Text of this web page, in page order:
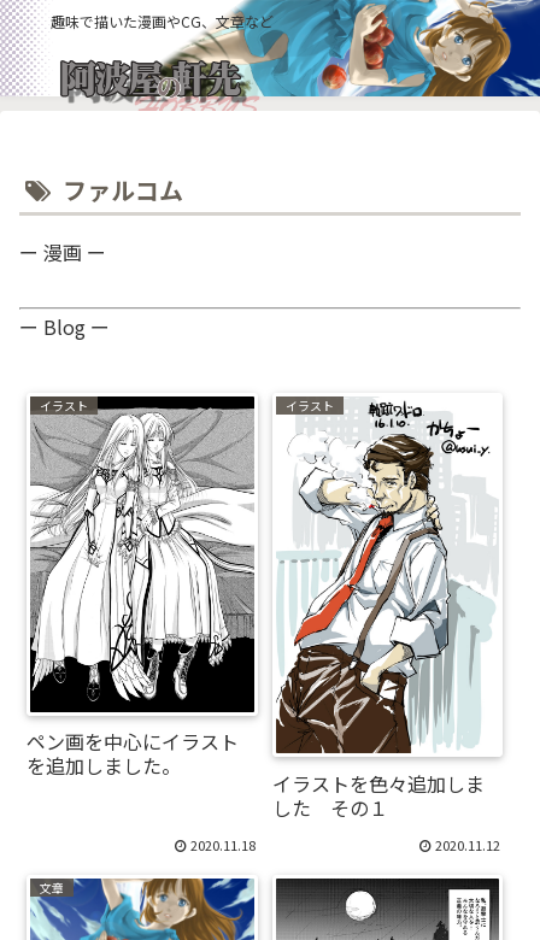
趣味で描いた漫画やCG、文章など
ファルコム
ー 漫画 ー
ー Blog ー
イラスト
ペン画を中心にイラスト
を追加しました。
2020.11.18
イラスト
イラストを色々追加しま
した その１
2020.11.12
文章